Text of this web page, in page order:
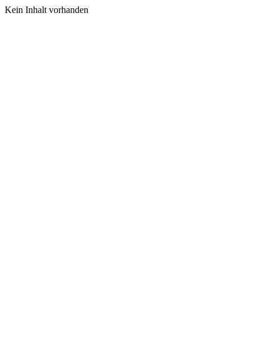
Kein Inhalt vorhanden